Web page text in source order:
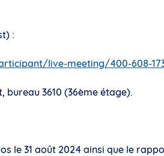
:
live-meeting/400-608-
bureau 3610 (36ème étage).
le 31 août 2024 ainsi que le